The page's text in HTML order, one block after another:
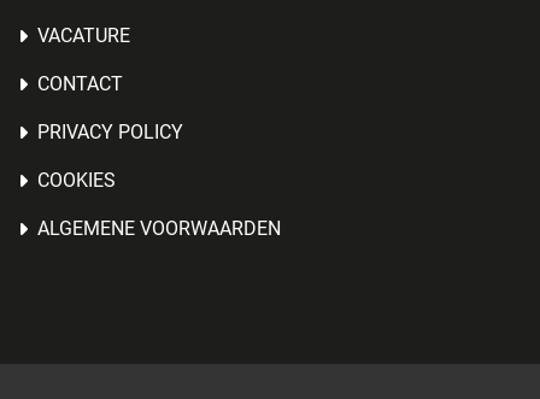
VACATURE
CONTACT
PRIVACY POLICY
COOKIES
ALGEMENE VOORWAARDEN